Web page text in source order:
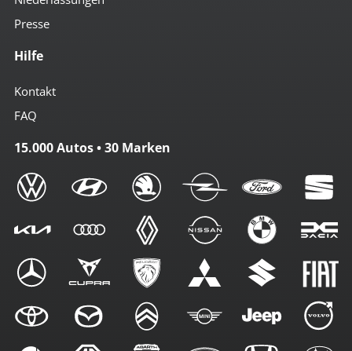
Presse
Hilfe
Kontakt
FAQ
15.000 Autos • 30 Marken